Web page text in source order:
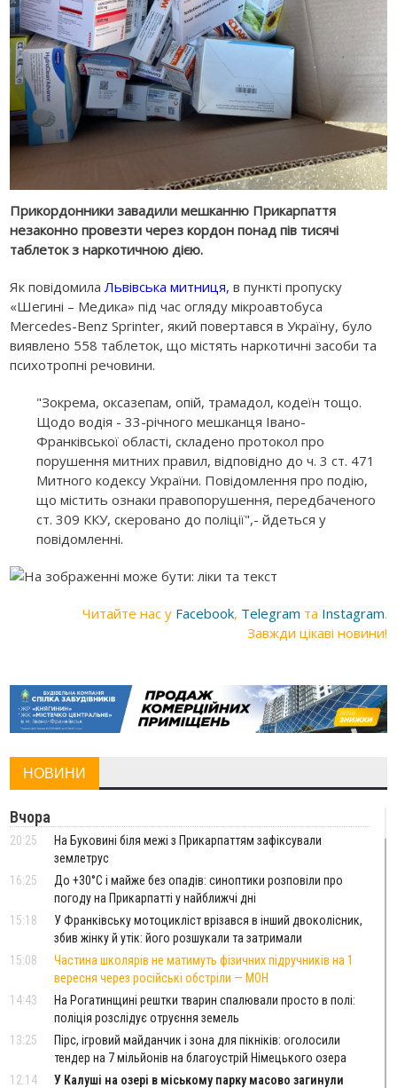
Прикордонники завадили мешканню Прикарпаття
незаконно провезти через кордон понад пів тисячі
таблеток з наркотичною дією.
Як повідомилаЛьвівська митниця, в пункті пропуску
«Шегині – Медика» під час огляду мікроавтобуса
Mercedes-Benz Sprinter, який повертався в Україну, було
виявлено 558 таблеток, що містять наркотичні засоби та
психотропні речовини.
"Зокрема, оксазепам, опій, трамадол, кодеїн тощо.
Щодо водія - 33-річного мешканця Івано-
Франківської області, складено протокол про
порушення митних правил, відповідно до ч. 3 ст. 471
Митного кодексу України. Повідомлення про подію,
що містить ознаки правопорушення, передбаченого
ст. 309 ККУ, скеровано до поліції",- йдеться у
повідомленні.
Читайте нас у Facebook, Telegram та Instagram.
Завжди цікаві новини!
НОВИНИ
Вчора
20:25
На Буковині біля межі з Прикарпаттям зафіксували
землетрус
16:25
До +30°C і майже без опадів: синоптики розповіли про
погоду на Прикарпатті у найближчі дні
15:18
У Франківську мотоцикліст врізався в інший двоколісник,
збив жінку й утік: його розшукали та затримали
15:08
Частина школярів не матимуть фізичних підручників на 1
вересня через російські обстріли — МОН
14:43
На Рогатинщині рештки тварин спалювали просто в полі:
поліція розслідує отруєння земель
13:25
Пірс, ігровий майданчик і зона для пікніків: оголосили
тендер на 7 мільйонів на благоустрій Німецького озера
12:14
У Калуші на озері в міському парку масово загинули